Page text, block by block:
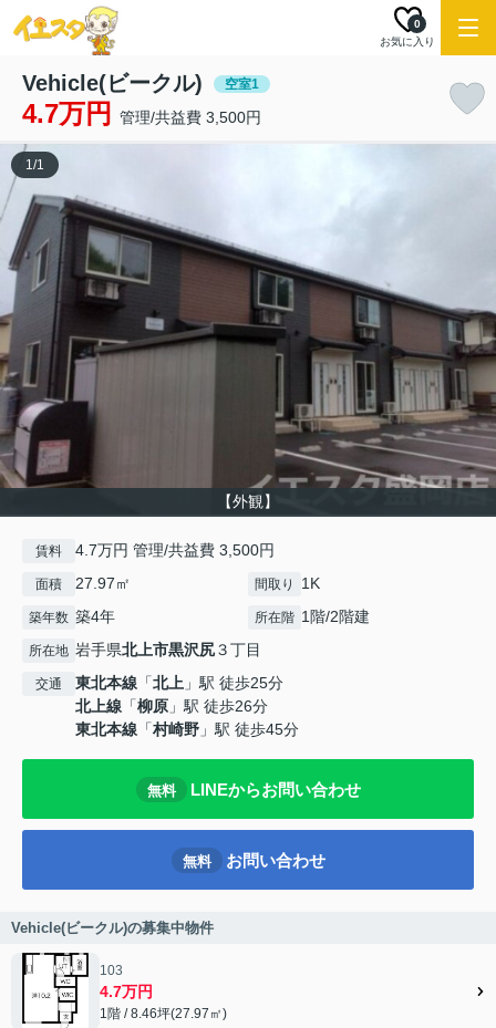
お気に入り
0
Vehicle(ビークル) 空室1
4.7万円 管理/共益費 3,500円
【外観】
1/1
賃料 4.7万円 管理/共益費 3,500円
面積 27.97㎡ 間取り 1K
築年数 築4年 所在階 1階/2階建
所在地 岩手県北上市黒沢尻３丁目
交通 東北本線 「北上 」駅 徒歩25分
北上線 「柳原 」駅 徒歩26分
東北本線 「村崎野 」駅 徒歩45分
無料 LINEからお問い合わせ
無料 お問い合わせ
Vehicle(ビークル)の募集中物件
103
4.7万円
1階 / 8.46坪(27.97㎡)